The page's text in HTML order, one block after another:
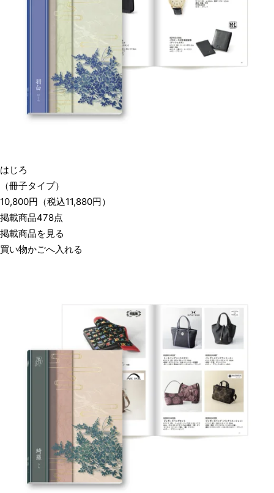
はじろ
（冊子タイプ）
10,800円 （税込11,880円）
掲載商品478点
掲載商品を見る
買い物かごへ入れる